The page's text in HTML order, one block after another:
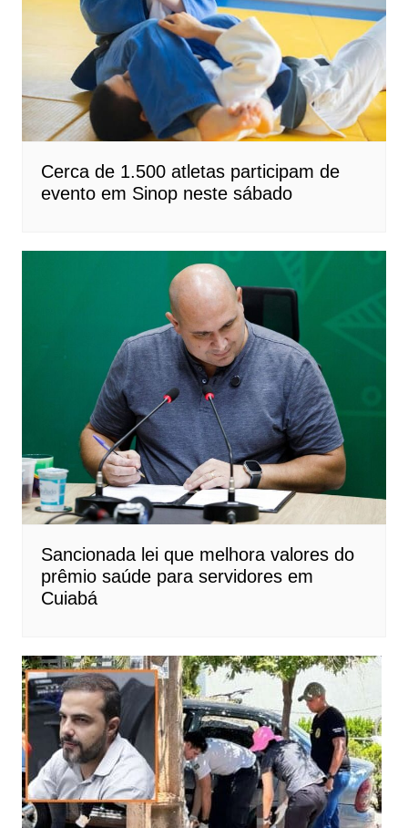
Cerca de 1.500 atletas participam de
evento em Sinop neste sábado
Sancionada lei que melhora valores do
prêmio saúde para servidores em
Cuiabá